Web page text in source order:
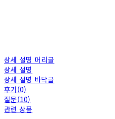
상세 설명 머리글
상세 설명
상세 설명 바닥글
후기(0)
질문(10)
관련 상품